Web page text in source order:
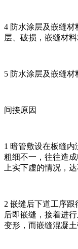
4 防水涂层及嵌缝
层、破损，嵌缝材料
5 防水涂层及嵌缝材
间接原因
1 暗管敷设在板缝
粗细不一，往往造
上实下虚的情况，
2 嵌缝后下道工序
后即嵌缝，接着进
变形，而嵌缝混凝